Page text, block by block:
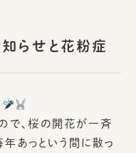
らせと花粉症
で、桜の開花が一斉
年あっという間に散っ